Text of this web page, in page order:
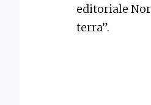
editoriale
terra”.